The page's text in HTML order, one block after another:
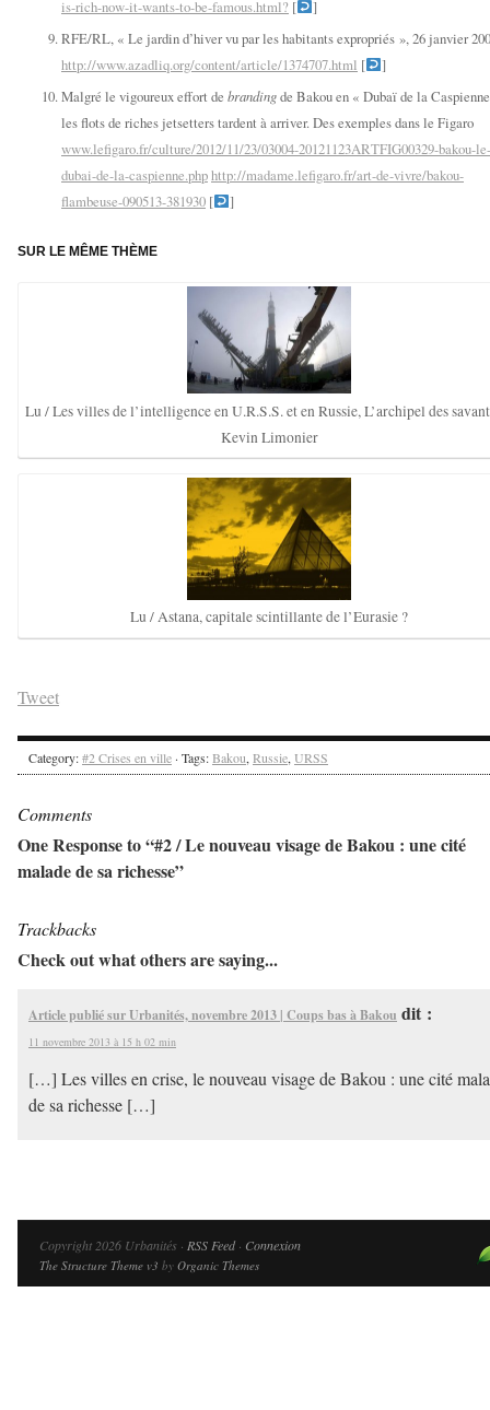
is-rich-now-it-wants-to-be-famous.html? [
]
RFE/RL, « Le jardin d’hiver vu par les habitants expropriés », 26 janvier
http://www.azadliq.org/content/article/1374707.html [
]
Malgré le vigoureux effort de brandingde Bakou en « Dubaï de la
les flots de riches jetsetters tardent à arriver. Des exemples dans le Figaro
www.lefigaro.fr/culture/2012/11/23/03004-20121123ARTFIG00329-bakou-le-
dubai-de-la-caspienne.phphttp://madame.lefigaro.fr/art-de-vivre/bakou-
flambeuse-090513-381930 [ ]
SUR LE MÊME THÈME
Lu / Les villes de l’intelligence en U.R.S.S. et en Russie, L’archipel des
Kevin Limonier
Lu / Astana, capitale scintillante de l’Eurasie ?
Tweet
Category:#2 Crises en ville · Tags:Bakou, Russie, URSS
Comments
One Response to “#2 / Le nouveau visage de Bakou : une cité
malade de sa richesse”
Trackbacks
Check out what others are saying...
Article publié sur Urbanités, novembre 2013 | Coups bas à Bakou dit :
11 novembre 2013 à 15 h 02 min
[…] Les villes en crise, le nouveau visage de Bakou : une cité
de sa richesse […]
Copyright 2026 Urbanités · RSS Feed· Connexion
The Structure Theme v3 by Organic Themes